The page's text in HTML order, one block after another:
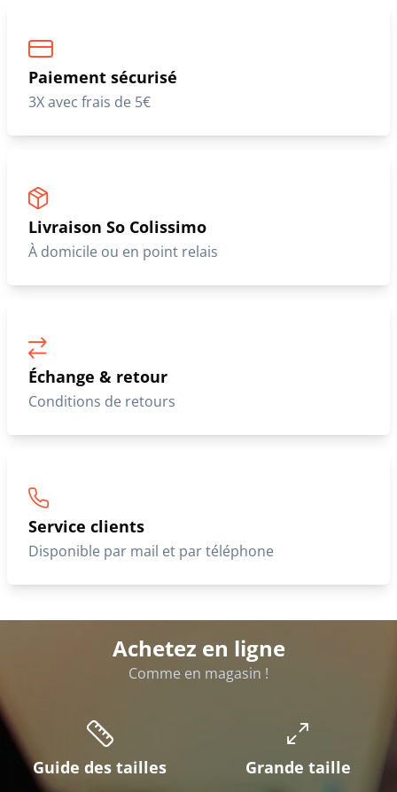
Paiement sécurisé
3X avec frais de 5€
Livraison So Colissimo
À domicile ou en point relais
Échange & retour
Conditions de retours
Service clients
Disponible par mail et par téléphone
Achetez en ligne
Comme en magasin !
Guide des tailles Grande taille